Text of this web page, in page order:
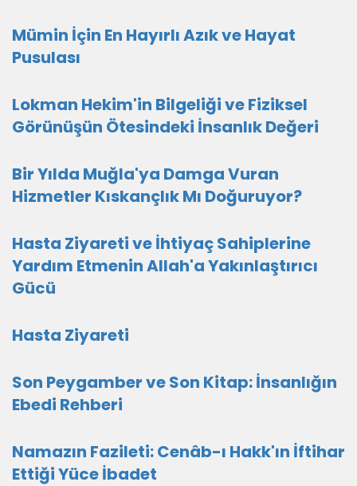
Mümin İçin En Hayırlı Azık ve Hayat
Pusulası
Lokman Hekim'in Bilgeliği ve Fiziksel
Görünüşün Ötesindeki İnsanlık Değeri
Bir Yılda Muğla'ya Damga Vuran
Hizmetler Kıskançlık Mı Doğuruyor?
Hasta Ziyareti ve İhtiyaç Sahiplerine
Yardım Etmenin Allah'a Yakınlaştırıcı
Gücü
Hasta Ziyareti
Son Peygamber ve Son Kitap: İnsanlığın
Ebedi Rehberi
Namazın Fazileti: Cenâb-ı Hakk'ın İftihar
Ettiği Yüce İbadet